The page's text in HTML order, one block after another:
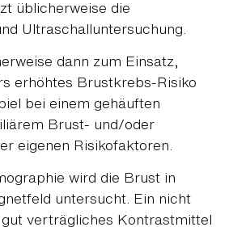
üblicherweise die
Ultraschalluntersuchung.
dann zum Einsatz,
erhöhtes Brustkrebs-Risiko
bei einem gehäuften
Brust- und/oder
eigenen Risikofaktoren.
wird die Brust in
untersucht. Ein nicht
verträgliches Kontrastmittel